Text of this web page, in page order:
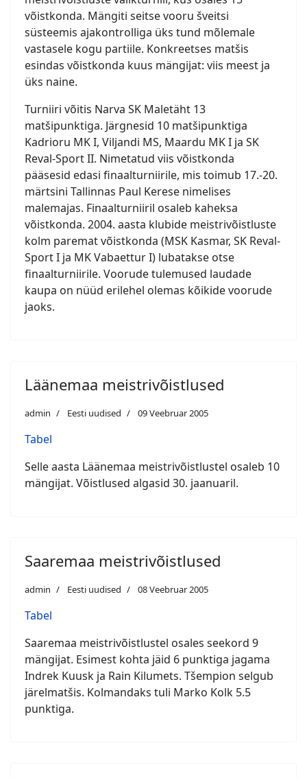
võistkonda. Mängiti seitse vooru šveitsi
süsteemis ajakontrolliga üks tund mõlemale
vastasele kogu partiile. Konkreetses matšis
esindas võistkonda kuus mängijat: viis meest ja
üks naine.
Turniiri võitis Narva SK Maletäht 13
matšipunktiga. Järgnesid 10 matšipunktiga
Kadrioru MK I, Viljandi MS, Maardu MK I ja SK
Reval-Sport II. Nimetatud viis võistkonda
pääsesid edasi finaalturniirile, mis toimub 17.-20.
märtsini Tallinnas Paul Kerese nimelises
malemajas. Finaalturniiril osaleb kaheksa
võistkonda. 2004. aasta klubide meistrivõistluste
kolm paremat võistkonda (MSK Kasmar, SK Reval-
Sport I ja MK Vabaettur I) lubatakse otse
finaalturniirile. Voorude tulemused laudade
kaupa on nüüd erilehel olemas kõikide voorude
jaoks.
Läänemaa meistrivõistlused
admin Eesti uudised 09 Veebruar 2005
Tabel
Selle aasta Läänemaa meistrivõistlustel osaleb 10
mängijat. Võistlused algasid 30. jaanuaril.
Saaremaa meistrivõistlused
admin Eesti uudised 08 Veebruar 2005
Tabel
Saaremaa meistrivõistlustel osales seekord 9
mängijat. Esimest kohta jäid 6 punktiga jagama
Indrek Kuusk ja Rain Kilumets. Tšempion selgub
järelmatšis. Kolmandaks tuli Marko Kolk 5.5
punktiga.